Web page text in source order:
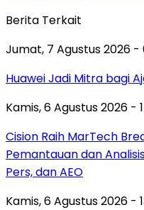
Berita Terkait
Jumat, 7 Agustus 2026 -
Huawei Jadi Mitra bagi
Kamis, 6 Agustus 2026 -
Cision Raih MarTech
Pemantauan dan
Pers, dan AEO
Kamis, 6 Agustus 2026 -